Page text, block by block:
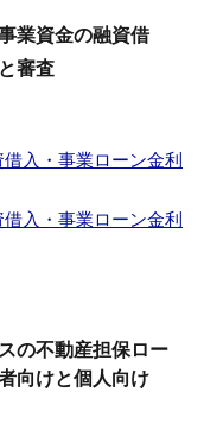
業資金の融資借
審査
入・事業ローン金利
入・事業ローン金利
の不動産担保ロー
向けと個人向け